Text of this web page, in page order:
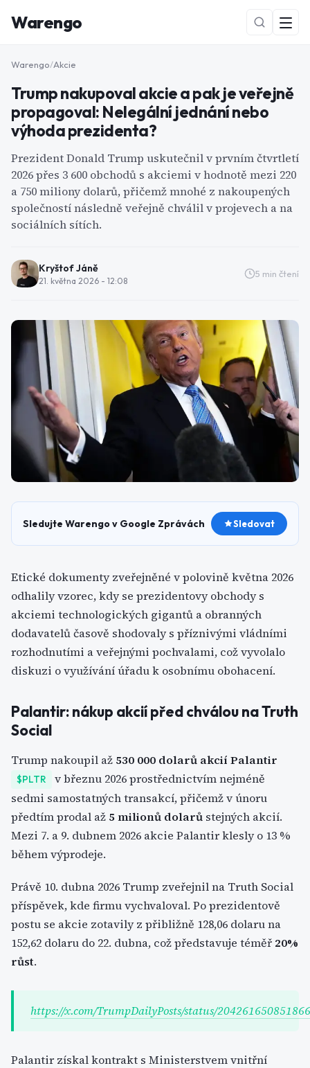
Warengo
NOVÉ
Warengo/Akcie
Trump nakupoval akcie a pak je veřejně
propagoval: Nelegální jednání nebo
výhoda prezidenta?
Prezident Donald Trump uskutečnil v prvním čtvrtletí
2026 přes 3 600 obchodů s akciemi v hodnotě mezi 220
a 750 miliony dolarů, přičemž mnohé z nakoupených
společností následně veřejně chválil v projevech a na
sociálních sítích.
Kryštof Jáně
21. května 2026 - 12:08
5 min čtení
Sledujte Warengo v Google Zprávách Sledovat
Etické dokumenty zveřejněné v polovině května 2026
odhalily vzorec, kdy se prezidentovy obchody s
akciemi technologických gigantů a obranných
dodavatelů časově shodovaly s příznivými vládními
rozhodnutími a veřejnými pochvalami, což vyvolalo
diskuzi o využívání úřadu k osobnímu obohacení.
Palantir: nákup akcií před chválou na Truth
Social
Trump nakoupil až 530 000 dolarů akcií Palantir
$PLTR
v březnu 2026 prostřednictvím nejméně
sedmi samostatných transakcí, přičemž v únoru
předtím prodal až 5 milionů dolarů stejných akcií.
Mezi 7. a 9. dubnem 2026 akcie Palantir klesly o 13 %
během výprodeje.
Právě 10. dubna 2026 Trump zveřejnil na Truth Social
příspěvek, kde firmu vychvaloval. Po prezidentově
postu se akcie zotavily z přibližně 128,06 dolaru na
152,62 dolaru do 22. dubna, což představuje téměř 20%
růst.
https://x.com/TrumpDailyPosts/status/
Palantir získal kontrakt s Ministerstvem vnitřní